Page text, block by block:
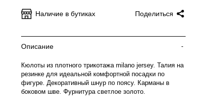
Наличие в бутиках Поделиться
Описание -
Кюлоты из плотного трикотажа milano jersey. Талия на
резинке для идеальной комфортной посадки по
фигуре. Декоративный шнур по поясу. Карманы в
боковом шве. Фурнитура светлое золото.